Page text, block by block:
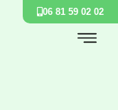
06 81 59 02 02